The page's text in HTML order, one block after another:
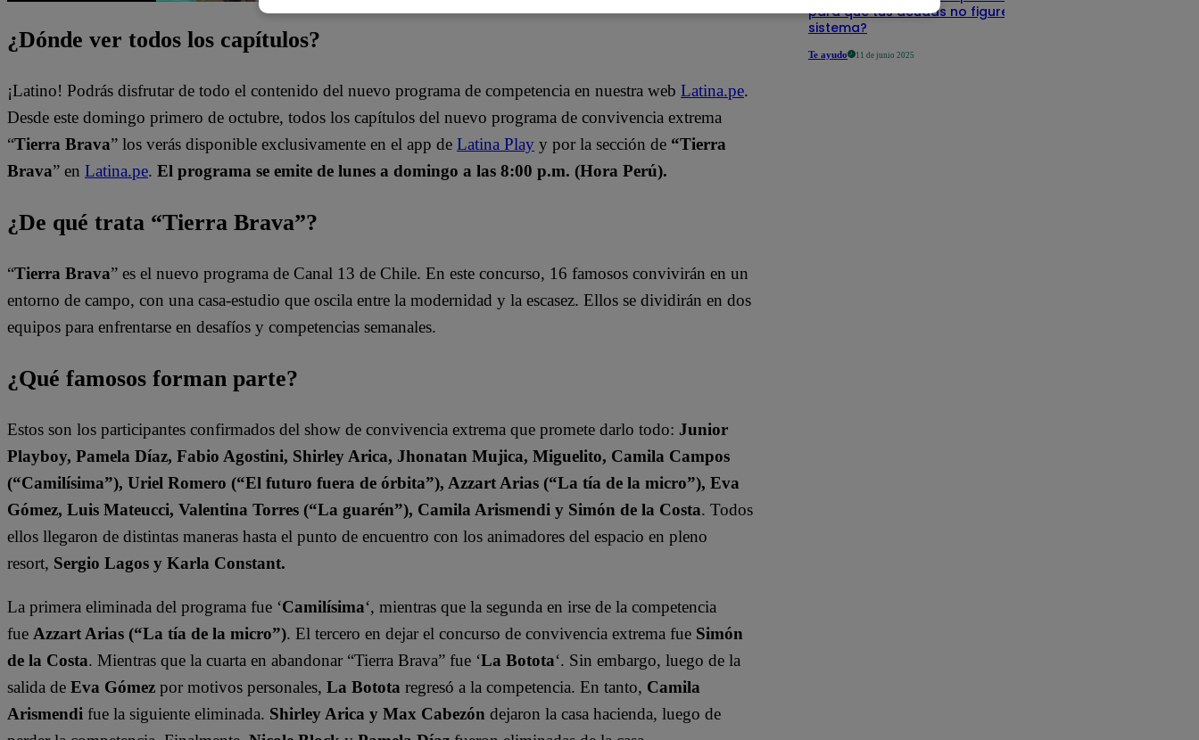
¿Dónde ver todos los capítulos?
¡Latino! Podrás disfrutar de todo el contenido del nuevo programa de competencia en nuestra web Latina.pe.
Desde este domingo primero de octubre, todos los capítulos del nuevo programa de convivencia extrema
“Tierra Brava” los verás disponible exclusivamente en el app de Latina Play y por la sección de “Tierra
Brava” en Latina.pe. El programa se emite de lunes a domingo a las 8:00 p.m. (Hora Perú).
¿De qué trata “Tierra Brava”?
“Tierra Brava” es el nuevo programa de Canal 13 de Chile. En este concurso, 16 famosos convivirán en un
entorno de campo, con una casa-estudio que oscila entre la modernidad y la escasez. Ellos se dividirán en dos
equipos para enfrentarse en desafíos y competencias semanales.
¿Qué famosos forman parte?
Estos son los participantes confirmados del show de convivencia extrema que promete darlo todo: Junior
Playboy, Pamela Díaz, Fabio Agostini, Shirley Arica, Jhonatan Mujica, Miguelito, Camila Campos
(“Camilísima”), Uriel Romero (“El futuro fuera de órbita”), Azzart Arias (“La tía de la micro”), Eva
Gómez, Luis Mateucci, Valentina Torres (“La guarén”), Camila Arismendi y Simón de la Costa. Todos
ellos llegaron de distintas maneras hasta el punto de encuentro con los animadores del espacio en pleno
resort, Sergio Lagos y Karla Constant.
La primera eliminada del programa fue ‘Camilísima‘, mientras que la segunda en irse de la competencia
fue Azzart Arias (“La tía de la micro”). El tercero en dejar el concurso de convivencia extrema fue Simón
de la Costa. Mientras que la cuarta en abandonar “Tierra Brava” fue ‘La Botota‘. Sin embargo, luego de la
salida de Eva Gómez por motivos personales, La Botota regresó a la competencia. En tanto, Camila
Arismendi fue la siguiente eliminada. Shirley Arica y Max Cabezón dejaron la casa hacienda, luego de
para que tus deudas no figuren en su
sistema?
Te ayudo 11 de junio 2025